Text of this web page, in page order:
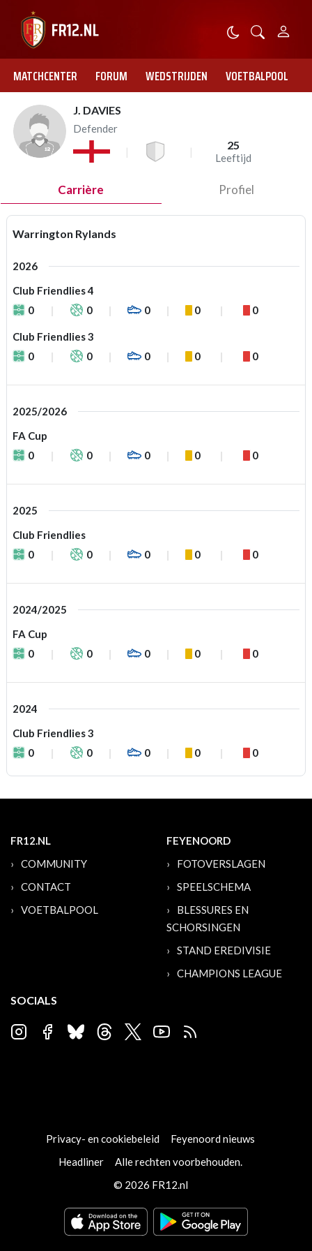
MATCHCENTER FORUM WEDSTRIJDEN VOETBALPOOL
J. DAVIES
Defender
25
Leeftijd
Carrière Profiel
Warrington Rylands
2026
Club Friendlies 4
0
0 0 0 0
Club Friendlies 3
0
0 0 0 0
2025/2026
FA Cup
0
0 0 0 0
2025
Club Friendlies
0
0 0 0 0
2024/2025
FA Cup
0
0 0 0 0
2024
Club Friendlies 3
0
0 0 0 0
FR12.NL
COMMUNITY
CONTACT
VOETBALPOOL
FEYENOORD
FOTOVERSLAGEN
SPEELSCHEMA
BLESSURES EN
SCHORSINGEN
STAND EREDIVISIE
CHAMPIONS LEAGUE
SOCIALS
Privacy- en cookiebeleid
Feyenoord nieuws
Headliner
Alle rechten voorbehouden.
© 2026 FR12.nl